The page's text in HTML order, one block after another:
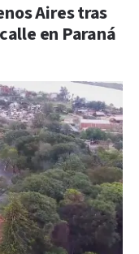
Aires tras
en Paraná